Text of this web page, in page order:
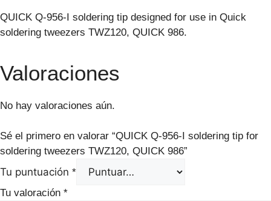
QUICK Q-956-I soldering tip designed for use in Quick
soldering tweezers TWZ120, QUICK 986.
Valoraciones
No hay valoraciones aún.
Sé el primero en valorar “QUICK Q-956-I soldering tip for
soldering tweezers TWZ120, QUICK 986”
Tu puntuación *
Tu valoración *